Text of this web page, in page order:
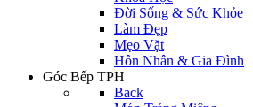
Đời Sống & Sức Khỏe
Làm Đẹp
Mẹo Vặt
Hôn Nhân & Gia Đình
Góc Bếp TPH
Back